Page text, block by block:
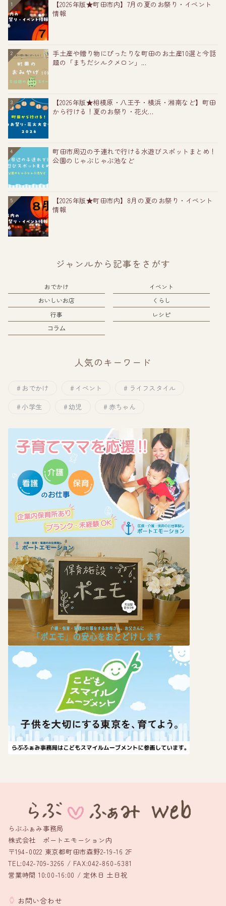
1
【2026年版★町田市内】7月の夏のお祭り・イベント
情報
2
手土産や贈り物にぴったりな町田のお土産10選と今話
題の「まちだシルクメロン」...
3
【2026年版★相模原・八王子・横浜・湘南など】町田
から行ける！夏のお祭り・花火...
4
町田市周辺の子連れで行ける水遊びスポットまとめ！
公園のじゃぶじゃぶ池など
5
【2026年版★町田市内】8月の夏のお祭り・イベント
情報
ジャンルから記事をさがす
おでかけ
イベント
おいしいお店
くらし
行事
レシピ
コラム
人気のキーワード
おでかけ イベント
ライフスタイル
小学生
幼児 赤ちゃん
らぶふぁみ事務局
株式会社 ポートエモーション内
〒194-0022 東京都町田市森野2-19-16 2F
TEL:042-709-3266 / FAX:042-860-6381
営業時間 10:00-16:00 / 定休日 土日祝
お問い合わせ